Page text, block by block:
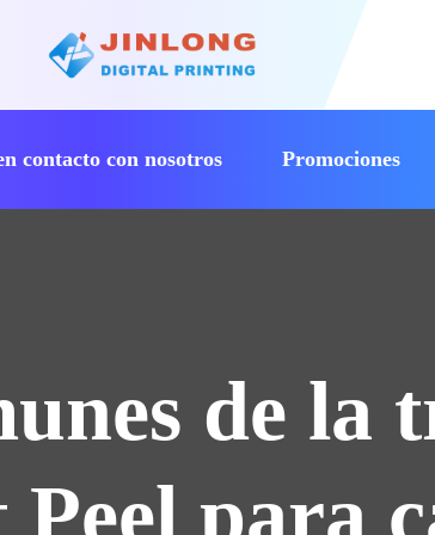
contacto con nosotros Promociones
de la
para